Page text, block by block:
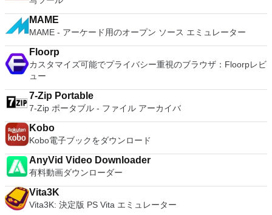
multimedia presentations; and the Spreadsheets program is
both a flexible and a powerful spreadsheet application.
VMware Workstation Pro is a perfect choice for those of you
who are a little skeptical about making the leap over to
Windows 10. By utilizing an app like this, you'll get to try out
all of Windows 10's new features in a safe sandboxed
environment, without the need to install the OS natively.
VMware Workstation Pro doesn't just support Microsofts OS,
you can also install Linux VMs, including Ubuntu, Red Hat,
Fedora, and lots of other distributions as well. Overall,
Workstation Pro offers high performance, strong reliability,
and cutting edge features that make it stand out from the
crowd. The full version is a little pricey, but you do get what
MAME
MAME - アーケード用のオープン ソース エミュレーター
Floorp
カスタマイズ可能でプライバシー重視のブラウザ：Floorpレビ
ュー
7-Zip Portable
7-Zip ポータブル - ファイル アーカイバ
Kobo
Kobo電子ブックをダウンロード
AnyVid Video Downloader
有料動画ダウンローダー
Vita3K
Vita3K: 決定版 PS Vita エミュレーター